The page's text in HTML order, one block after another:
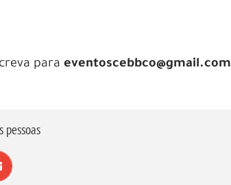
paraeventoscebbco@gmail.com
pessoas